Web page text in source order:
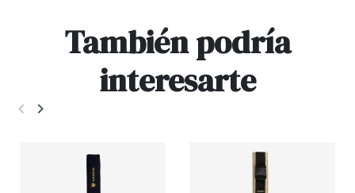
También podría
interesarte
Anterior
keyboard_arrow_left Siguiente
keyboard_arrow_right